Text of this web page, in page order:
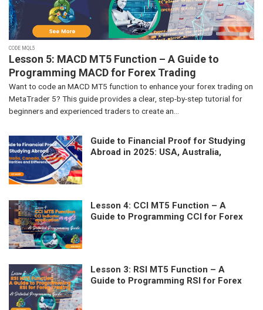
CODE MQL5
Lesson 5: MACD MT5 Function – A Guide to
Programming MACD for Forex Trading
Want to code an MACD MT5 function to enhance your forex trading on
MetaTrader 5? This guide provides a clear, step-by-step tutorial for
beginners and experienced traders to create an...
Guide to Financial Proof for Studying
Abroad in 2025: USA, Australia,
Lesson 4: CCI MT5 Function – A
Guide to Programming CCI for Forex
Lesson 3: RSI MT5 Function – A
Guide to Programming RSI for Forex